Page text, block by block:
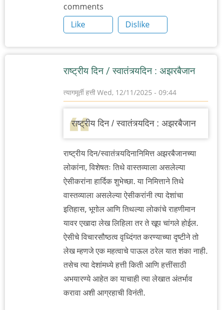
comments
Like
Dislike
राष्ट्रीय दिन / स्वातंत्र्यदिन : अझरबैजान
त्यागमूर्ती हत्ती Wed, 12/11/2025 - 09:44
राष्ट्रीय दिन / स्वातंत्र्यदिन : अझरबैजान
राष्ट्रीय दिन/स्वातंत्र्यदिनानिमित्त अझरबैजानच्या
लोकांना, विशेषतः तिथे वास्तव्याला असलेल्या
ऐसीकरांना हार्दिक शुभेच्छा. या निमित्ताने तिथे
वास्तव्याला असलेल्या ऐसीकरांनी त्या देशांचा
इतिहास, भूगोल आणि तिथल्या लोकांचे राहणीमान
यावर एखादा लेख लिहिला तर ते खूप चांगले होईल.
ऐसीचे विचारसौष्ठत्व वृध्दिंगत करण्याच्या दृष्टीने तो
लेख म्हणजे एक महत्वाचे पाऊल ठरेल यात शंका नाही.
तसेच त्या देशांमध्ये हत्ती किती आणि हत्तींसाठी
अभयारण्ये आहेत का याचाही त्या लेखात अंतर्भाव
करावा अशी आग्रहाची विनंती.